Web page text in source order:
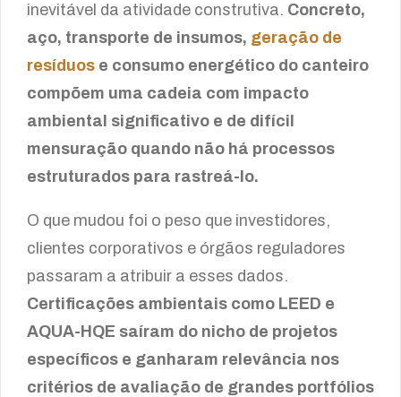
inevitável da atividade construtiva. Concreto,
aço, transporte de insumos, geração de
resíduos e consumo energético do canteiro
compõem uma cadeia com impacto
ambiental significativo e de difícil
mensuração quando não há processos
estruturados para rastreá-lo.
O que mudou foi o peso que investidores,
clientes corporativos e órgãos reguladores
passaram a atribuir a esses dados.
Certificações ambientais como LEED e
AQUA-HQE saíram do nicho de projetos
específicos e ganharam relevância nos
critérios de avaliação de grandes portfólios